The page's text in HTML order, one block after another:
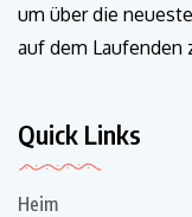
um über die
auf dem Laufenden
Quick Links
Heim